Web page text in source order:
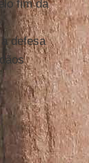
fim da
defesa